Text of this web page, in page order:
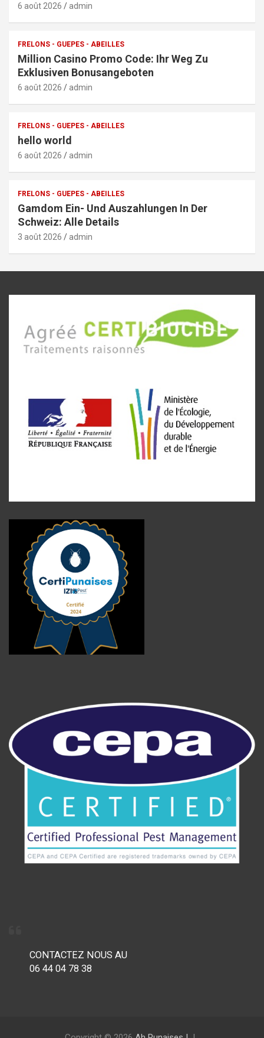
6 août 2026 admin
FRELONS - GUEPES - ABEILLES
Million Casino Promo Code: Ihr Weg Zu
Exklusiven Bonusangeboten
6 août 2026 admin
FRELONS - GUEPES - ABEILLES
hello world
6 août 2026 admin
FRELONS - GUEPES - ABEILLES
Gamdom Ein- Und Auszahlungen In Der
Schweiz: Alle Details
3 août 2026 admin
CONTACTEZ NOUS AU
06 44 04 78 38